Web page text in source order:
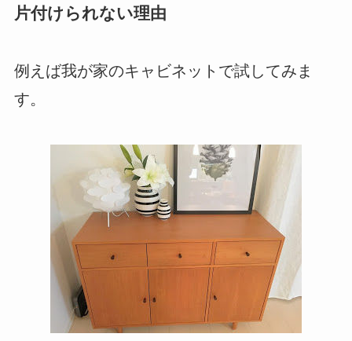
片付けられない理由
例えば我が家のキャビネットで試してみま
す。